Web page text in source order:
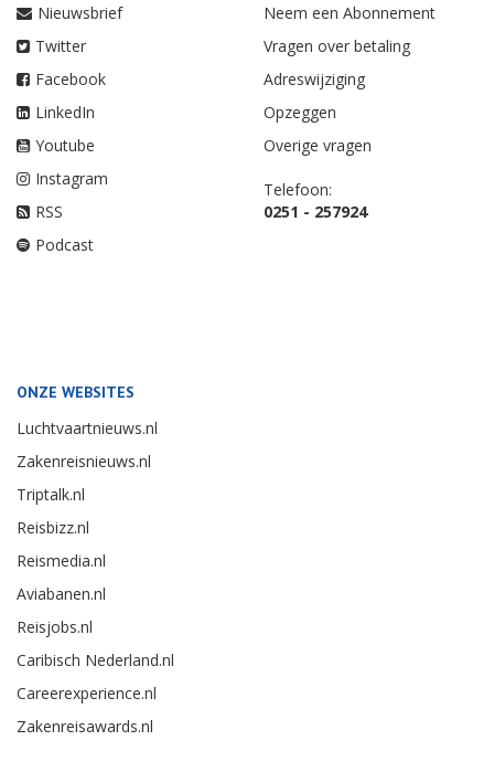
Nieuwsbrief
Twitter
Facebook
LinkedIn
Youtube
Instagram
RSS
Podcast
Neem een Abonnement
Vragen over betaling
Adreswijziging
Opzeggen
Overige vragen
Telefoon:
0251 - 257924
ONZE WEBSITES
Luchtvaartnieuws.nl
Zakenreisnieuws.nl
Triptalk.nl
Reisbizz.nl
Reismedia.nl
Aviabanen.nl
Reisjobs.nl
Caribisch Nederland.nl
Careerexperience.nl
Zakenreisawards.nl